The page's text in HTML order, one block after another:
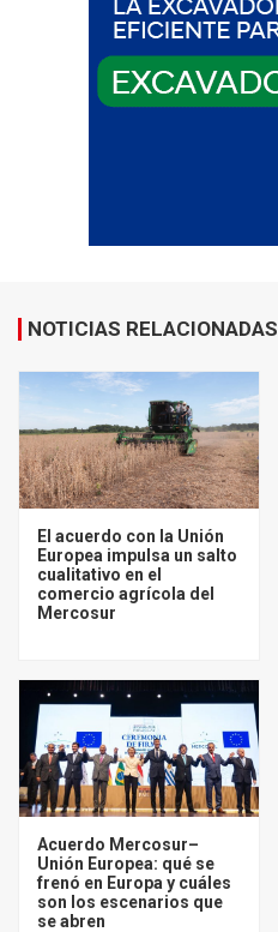
NOTICIAS RELACIONADAS
El acuerdo con la Unión
Europea impulsa un salto
cualitativo en el
comercio agrícola del
Mercosur
Acuerdo Mercosur–
Unión Europea: qué se
frenó en Europa y cuáles
son los escenarios que
se abren